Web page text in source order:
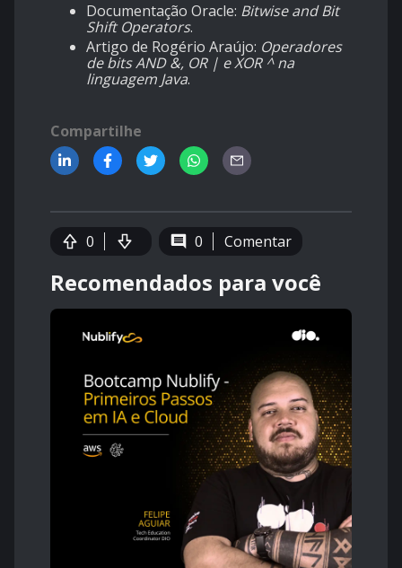
Documentação Oracle: Bitwise and Bit
Shift Operators.
Artigo de Rogério Araújo: Operadores
de bits AND &, OR | e XOR ^ na
linguagem Java.
Compartilhe
0 0 Comentar
Recomendados para você